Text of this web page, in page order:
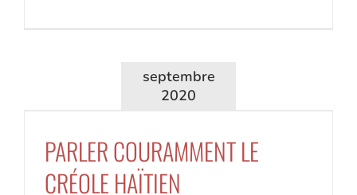
septembre
2020
PARLER COURAMMENT LE
CRÉOLE HAÏTIEN